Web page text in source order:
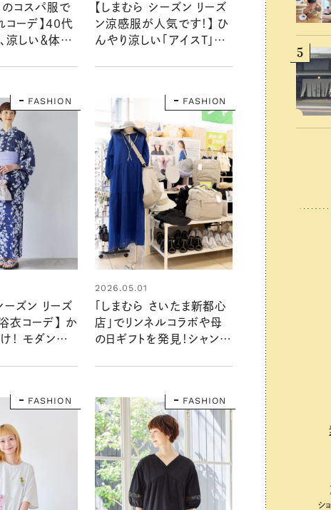
のコスパ服で
コーデ】40代
涼しい＆体型
【しまむら シーズン リーズ
ン涼感服が人気です！】 ひ
んやり涼しい「アイスT」な
FASHION
ーズン リーズ
衣コーデ】 か
！ モダンな
FASHION
2026.05.01
「しまむら さいたま新都心
店」でリンネルコラボや母
の日ギフトを発見！シャンブ
FASHION FASHION
5
シ